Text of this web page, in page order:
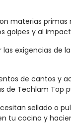
materias
golpes y al
exigencias de
de cantos y
de Techlam Top
sellado o
tu cocina y